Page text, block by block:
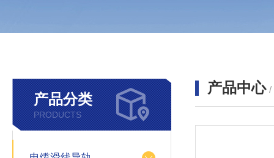
产品分类
PRODUCTS
产品中心 /